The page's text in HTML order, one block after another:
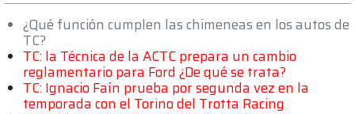
¿Qué función cumplen las chimeneas en los autos de
TC?
TC: la Técnica de la ACTC prepara un cambio
reglamentario para Ford ¿De qué se trata?
TC: Ignacio Faín prueba por segunda vez en la
temporada con el Torino del Trotta Racing